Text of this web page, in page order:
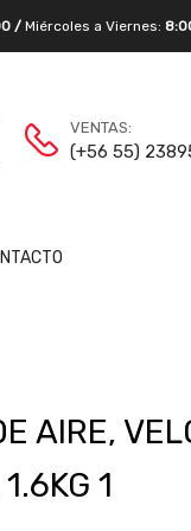
/ Miércoles a Viernes:
VENTAS:
(+56 55)
AIRE,
1